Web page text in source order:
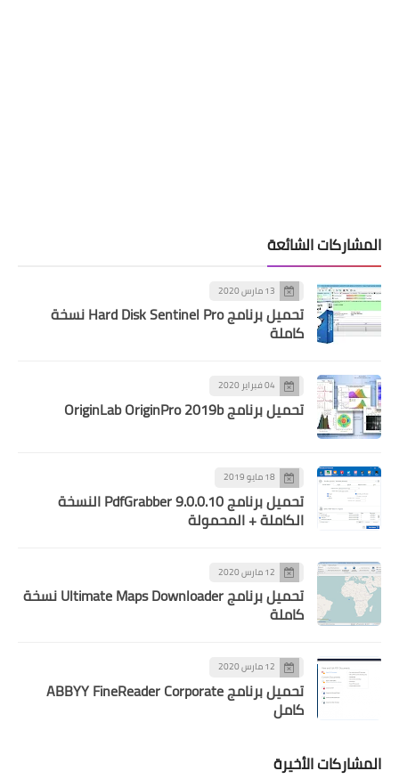
المشاركات الشائعة
13 مارس 2020
تحميل برنامج Hard Disk Sentinel Pro نسخة
كاملة
04 فبراير 2020
تحميل برنامج OriginLab OriginPro 2019b
18 مايو 2019
تحميل برنامج PdfGrabber 9.0.0.10 النسخة
الكاملة + المحمولة
12 مارس 2020
تحميل برنامج Ultimate Maps Downloader نسخة
كاملة
12 مارس 2020
تحميل برنامج ABBYY FineReader Corporate
كامل
المشاركات الأخيرة